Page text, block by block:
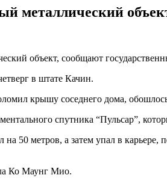
металлический
объект, сообщают
в штате Качин.
крышу соседнего дома,
спутника “Пульсар”,
50 метров, а затем упал в карьере,
Ко Маунг Мио.